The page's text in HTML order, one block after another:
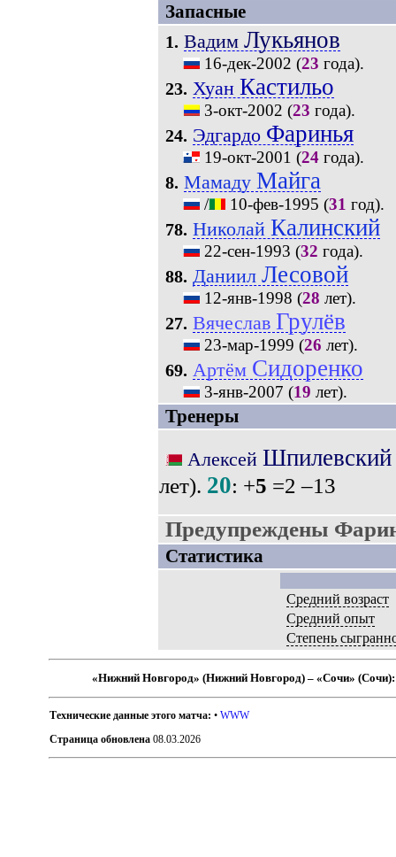
Запасные
1. Вадим Лукьянов
16-дек-2002 (23 года).
23. Хуан Кастильо
3-окт-2002 (23 года).
24. Эдгардо Фаринья
19-окт-2001 (24года).
8. Мамаду Майга
/ 10-фев-1995 (31 год).
78. Николай Калинский
22-сен-1993 (32 года).
88. Даниил Лесовой
12-янв-1998 (28 лет).
27. Вячеслав Грулёв
23-мар-1999 (26 лет).
69. Артём Сидоренко
3-янв-2007 (19 лет).
Тренеры
Алексей Шпилевский
лет). 20: +5 =2 –13
Предупреждены
Статистика
Средний возраст
Средний опыт
Степень
«Нижний Новгород» (Нижний Новгород) – «Сочи»
Технические данные этого матча: •WWW
Страница обновлена 08.03.2026